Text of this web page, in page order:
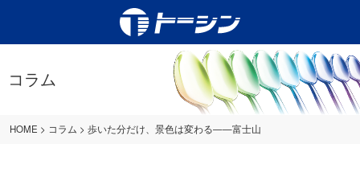
コラム
HOME > コラム > 歩いた分だけ、景色は変わる——富士山